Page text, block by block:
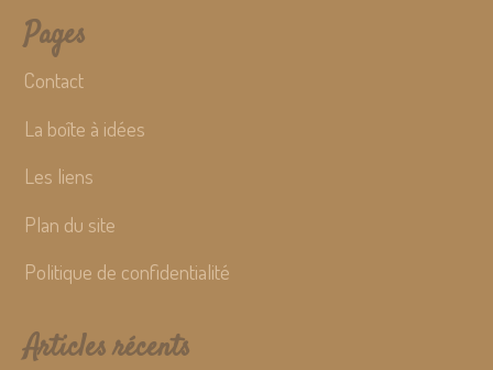
Pages
Contact
La boîte à idées
Les liens
Plan du site
Politique de confidentialité
Articles récents